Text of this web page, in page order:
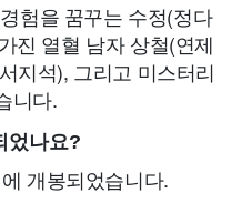
험을 꿈꾸는 수정(정다
진 열혈 남자 상철(연제
지석), 그리고 미스터리
니다.
었나요?
개봉되었습니다.